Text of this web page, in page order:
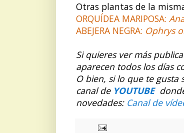
Otras plantas de la
ORQUÍDEA MARIPOSA:
ABEJERA NEGRA: Ophrys
Siquieres ver más
aparecen todos los días
O bien, si lo que te gusta
canal de YOUTUBEdonde
novedades: Canal de